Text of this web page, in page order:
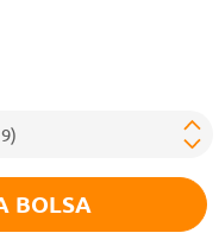
BOLSA